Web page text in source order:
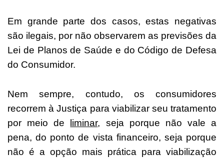
Em grande parte dos casos, estas negativas
são ilegais, por não observarem as previsões da
Lei de Planos de Saúde e do Código de Defesa
do Consumidor.
Nem sempre, contudo, os consumidores
recorrem à Justiça para viabilizar seu tratamento
por meio de
liminar, seja porque não vale a
pena, do ponto de vista financeiro, seja porque
não é a opção mais prática para viabilização